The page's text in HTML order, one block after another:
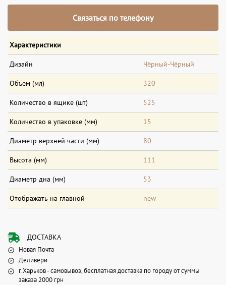
Связаться по телефону
Характеристики
Дизайн Чёрный-Чёрный
Объем (мл) 320
Количество в ящике (шт) 525
Количество в упаковке (мм) 15
Диаметр верхней части (мм) 80
Высота (мм) 111
Диаметр дна (мм) 53
Отображать на главной new
ДОСТАВКА
Новая Почта
Деливери
г.Харьков - самовывоз, бесплатная доставка по городу от суммы
заказа 2000 грн